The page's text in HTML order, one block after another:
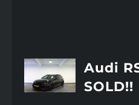
Audi
SOLD!!